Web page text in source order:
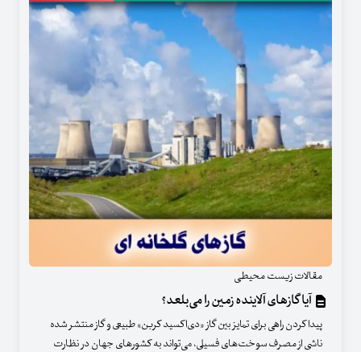
مقالات زیست محیطی
آیا گازهای آلاینده زمین را می‌بلعد؟
پیدا کردن راهی برای تمایز بین گاز «دی‌اکسید کربن» طبیعی و گاز منتشر شده
ناشی از مصرف سوخت‌های فسیلی، می‌تواند به کشورهای جهان در نظارت